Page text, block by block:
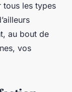
tous les types
au bout de
vos